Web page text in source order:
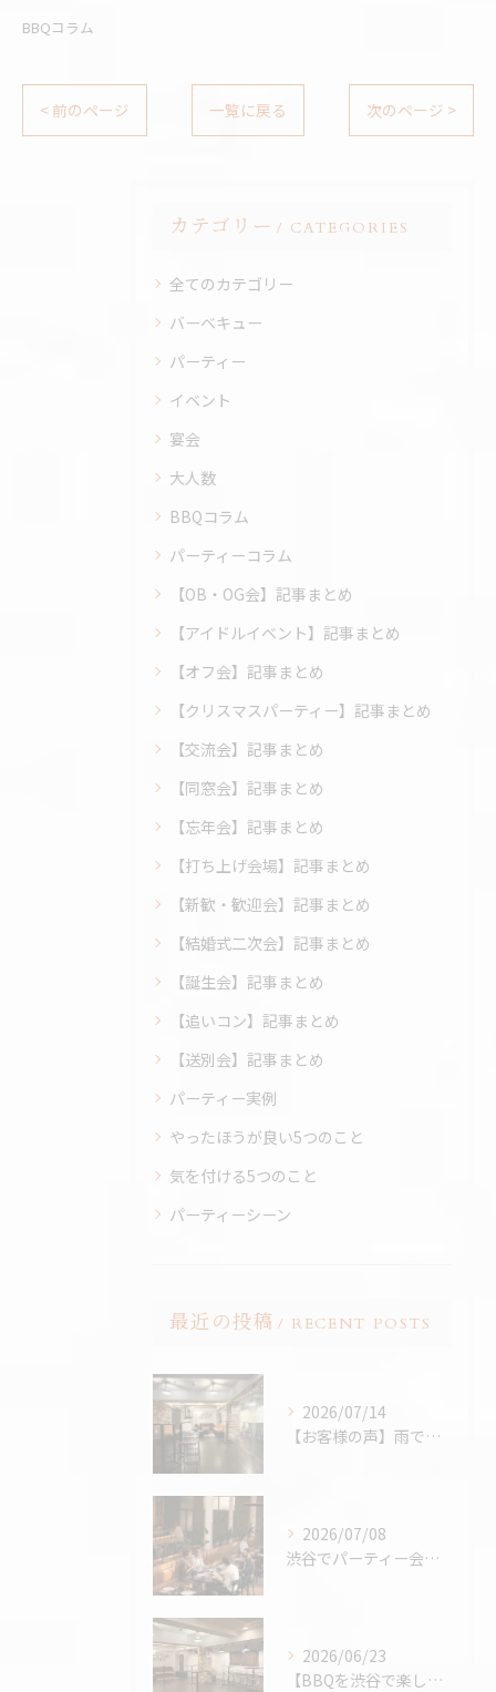
BBQコラム
< 前のページ 一覧に戻る 次のページ >
カテゴリー CATEGORIES
全てのカテゴリー
バーベキュー
パーティー
イベント
宴会
大人数
BBQコラム
パーティーコラム
【OB・OG会】記事まとめ
【アイドルイベント】記事まとめ
【オフ会】記事まとめ
【クリスマスパーティー】記事まとめ
【交流会】記事まとめ
【同窓会】記事まとめ
【忘年会】記事まとめ
【打ち上げ会場】記事まとめ
【新歓・歓迎会】記事まとめ
【結婚式二次会】記事まとめ
【誕生会】記事まとめ
【追いコン】記事まとめ
【送別会】記事まとめ
パーティー実例
やったほうが良い5つのこと
気を付ける5つのこと
パーティーシーン
最近の投稿 RECENT POSTS
2026/07/14
【お客様の声】雨でも最高のBBQに。「外より楽しかった！」と嬉しいお声をいただきました
2026/07/08
渋谷でパーティー会場を探すコツ完全版｜パーティープランナー歴24年の筆者が解説
2026/06/23
【BBQを渋谷で楽しむなら、熱中症対策万全の室内BBQ！貸切...